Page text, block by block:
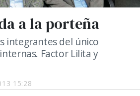
15:28
a la porteña
integrantes del único
Factor Lilita y